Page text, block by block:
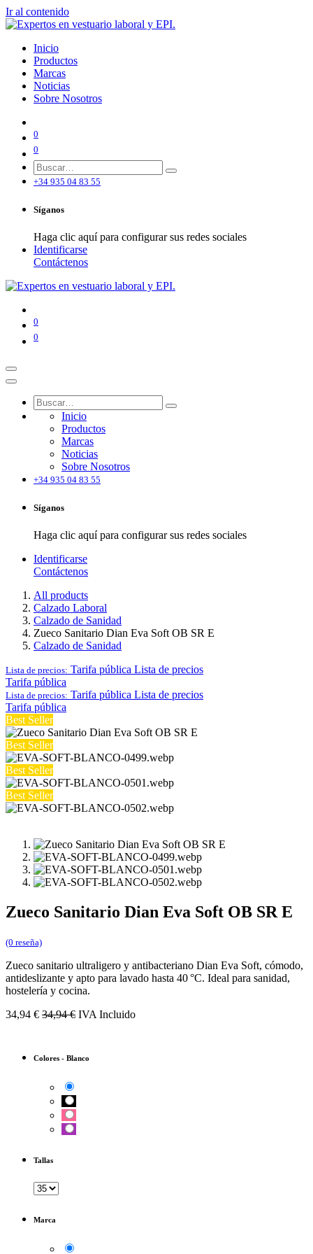
Ir al contenido
Inicio
Productos
Marcas
Noticias
Sobre Nosotros
0
0
+34 935 04 83 55
Síganos
Haga clic aquí para configurar sus redes sociales
Identificarse
Contáctenos
0
0
Inicio
Productos
Marcas
Noticias
Sobre Nosotros
+34 935 04 83 55
Síganos
Haga clic aquí para configurar sus redes sociales
Identificarse
Contáctenos
All products
Calzado Laboral
Calzado de Sanidad
Zueco Sanitario Dian Eva Soft OB SR E
Calzado de Sanidad
Lista de precios: Tarifa pública Lista de precios
Tarifa pública
Lista de precios: Tarifa pública Lista de precios
Tarifa pública
Best Seller
Best Seller
Best Seller
Best Seller
Zueco Sanitario Dian Eva Soft OB SR E
(0 reseña)
Zueco sanitario ultraligero y antibacteriano Dian Eva Soft, cómodo,
antideslizante y apto para lavado hasta 40 °C. Ideal para sanidad,
hostelería y cocina.
34,94 € 34,94€ IVA Incluido
Colores - Blanco
Tallas
Marca